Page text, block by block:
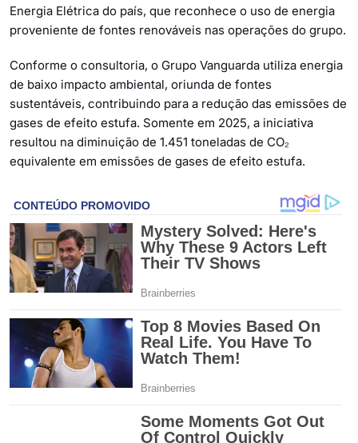
Energia Elétrica do país, que reconhece o uso de energia
proveniente de fontes renováveis nas operações do grupo.
Conforme o consultoria, o Grupo Vanguarda utiliza energia
de baixo impacto ambiental, oriunda de fontes
sustentáveis, contribuindo para a redução das emissões de
gases de efeito estufa. Somente em 2025, a iniciativa
resultou na diminuição de 1.451 toneladas de CO₂
equivalente em emissões de gases de efeito estufa.